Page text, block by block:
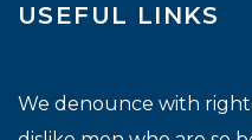
USEFUL LINKS
We denounce with